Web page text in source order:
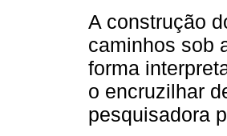
A construção
caminhos sob
forma
o encruzilhar
pesquisadora